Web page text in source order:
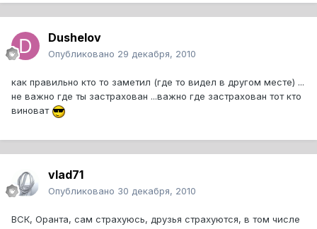
Dushelov
Опубликовано 29 декабря, 2010
как правильно кто то заметил (где то видел в другом месте) ...
не важно где ты застрахован ...важно где застрахован тот кто
виноват
vlad71
Опубликовано 30 декабря, 2010
ВСК, Оранта, сам страхуюсь, друзья страхуются, в том числе